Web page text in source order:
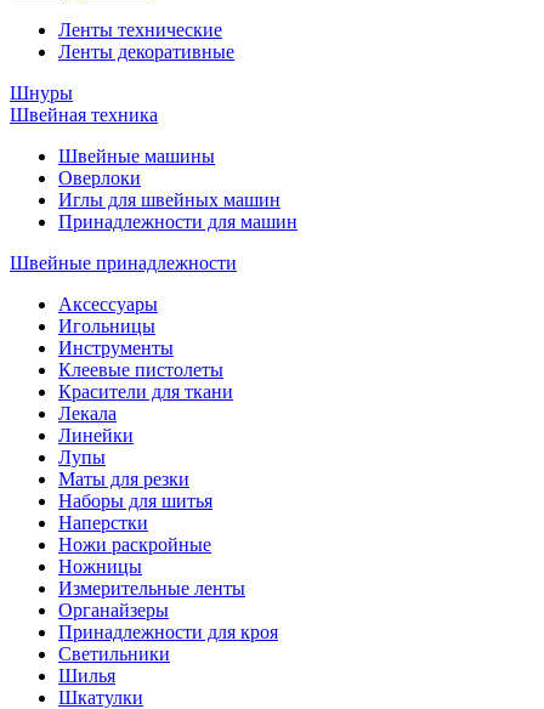
Ленты технические
Ленты декоративные
Шнуры
Швейная техника
Швейные машины
Оверлоки
Иглы для швейных машин
Принадлежности для машин
Швейные принадлежности
Аксессуары
Игольницы
Инструменты
Клеевые пистолеты
Красители для ткани
Лекала
Линейки
Лупы
Маты для резки
Наборы для шитья
Наперстки
Ножи раскройные
Ножницы
Измерительные ленты
Органайзеры
Принадлежности для кроя
Светильники
Шилья
Шкатулки